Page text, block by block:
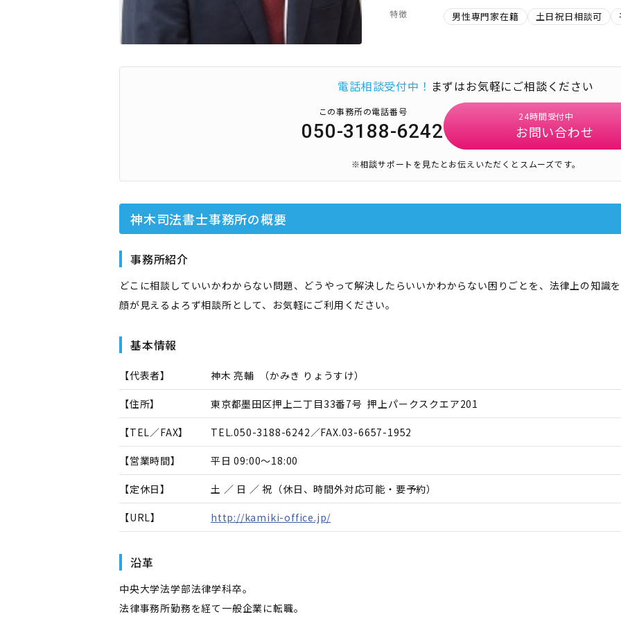
特徴 男性専門家在籍 土日祝日相談可
電話相談受付中！ まずはお気軽にご相談ください
この事務所の電話番号
050-3188-6242
24時間受付中
お問い合わせ
※相談サポートを見たとお伝えいただくとスムーズです。
神木司法書士事務所の概要
事務所紹介
どこに相談していいかわからない問題、どうやって解決したらいいかわからない困りごとを、法律上の知識
顔が見えるよろず相談所として、お気軽にご利用ください。
基本情報
【代表者】 神木 亮輔 （かみき りょうすけ）
【住所】 東京都墨田区押上二丁目33番7号 押上パークスクエア201
【TEL／FAX】 TEL.050-3188-6242 ／FAX.03-6657-1952
【営業時間】 平日 09:00～18:00
【定休日】 土 ／ 日 ／ 祝（休日、時間外対応可能・要予約）
【URL】 http://kamiki-office.jp/
沿革
中央大学法学部法律学科卒。
法律事務所勤務を経て一般企業に転職。